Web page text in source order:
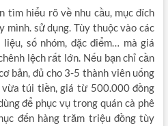
tìm hiểu rõ về nhu cầu, mục đích
mình. sử dụng. Tùy thuộc vào các
số nhóm, đặc điểm… mà giá
lệch rất lớn. Nếu bạn chỉ cần
bản, đủ cho 3-5 thành viên uống
túi tiền, giá từ 500.000 đồng
để phục vụ trong quán cà phê
đến hàng trăm triệu đồng tùy